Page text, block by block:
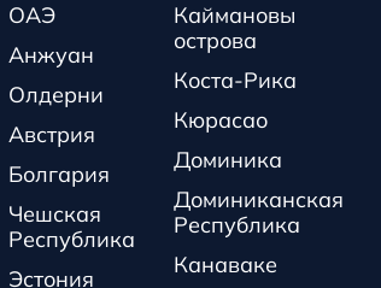
ОАЭ
Анжуан
Олдерни
Австрия
Болгария
Чешская
Республика
Эстония
Каймановы
острова
Коста-Рика
Кюрасао
Доминика
Доминиканская
Республика
Канаваке